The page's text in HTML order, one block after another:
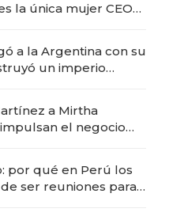
la única mujer CEO
a la Argentina con su
un imperio
a Mirtha
el negocio
por qué en Perú los
ser reuniones para